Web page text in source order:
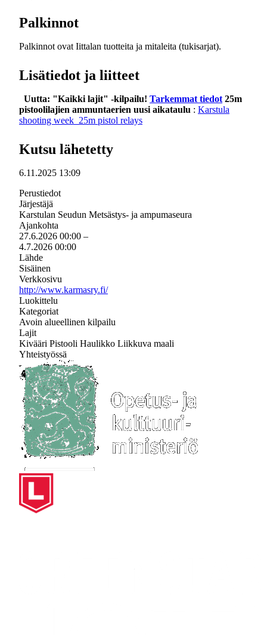
Palkinnot
Palkinnot ovat Iittalan tuotteita ja mitaleita (tukisarjat).
Lisätiedot ja liitteet
Uutta: "Kaikki lajit" -kilpailu! Tarkemmat tiedot 25m
pistoolilajien ammuntaerien uusi aikataulu : Karstula
shooting week_25m pistol relays
Kutsu lähetetty
6.11.2025 13:09
Perustiedot
Järjestäjä
Karstulan Seudun Metsästys- ja ampumaseura
Ajankohta
27.6.2026 00:00 –
4.7.2026 00:00
Lähde
Sisäinen
Verkkosivu
http://www.karmasry.fi/
Luokittelu
Kategoriat
Avoin alueellinen kilpailu
Lajit
Kivääri Pistooli Haulikko Liikkuva maali
Yhteistyössä